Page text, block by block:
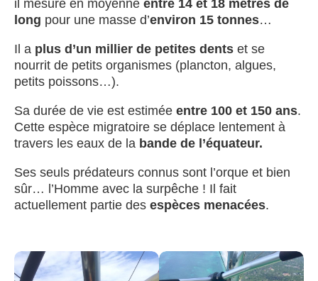
il mesure en moyenne entre 14 et 18 mètres de
long pour une masse d’environ 15 tonnes…
Il a plus d’un millier de petites dents et se
nourrit de petits organismes (plancton, algues,
petits poissons…).
Sa durée de vie est estimée entre 100 et 150 ans.
Cette espèce migratoire se déplace lentement à
travers les eaux de la bande de l’équateur.
Ses seuls prédateurs connus sont l’orque et bien
sûr… l’Homme avec la surpêche ! Il fait
actuellement partie des espèces menacées.